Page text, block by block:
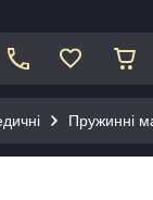
Пружинні